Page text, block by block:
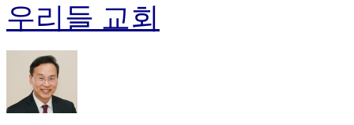
우리들 교회